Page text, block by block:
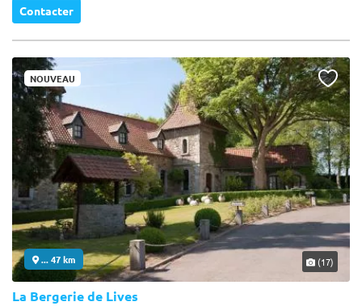
Contacter
NOUVEAU
... 47 km (17)
La Bergerie de Lives